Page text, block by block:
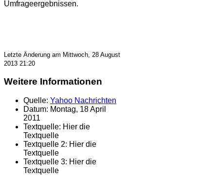
Umfrageergebnissen.
Letzte Änderung am Mittwoch, 28 August
2013 21:20
Weitere Informationen
Quelle: Yahoo Nachrichten
Datum: Montag, 18 April
2011
Textquelle: Hier die
Textquelle
Textquelle 2: Hier die
Textquelle
Textquelle 3: Hier die
Textquelle